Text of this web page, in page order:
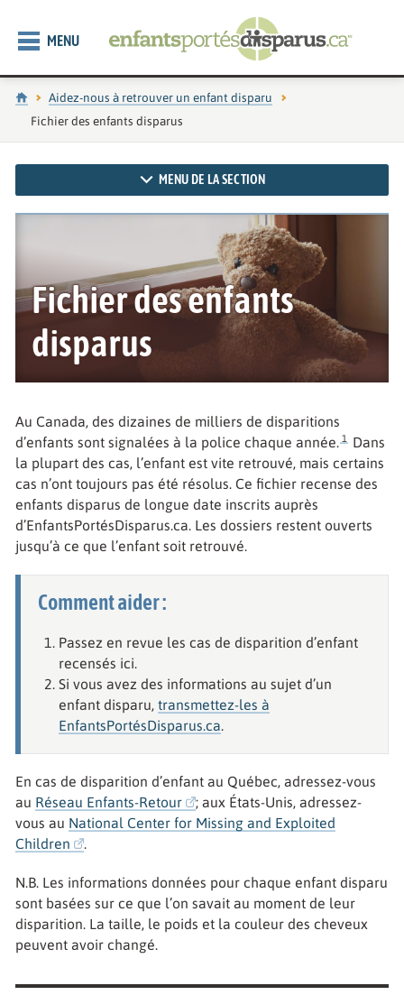
MENU
Accueil
Aidez-nous à retrouver un enfant disparu
Page actuelle :
Fichier des enfants disparus
MENU DE LA SECTION
Fichier des enfants
disparus
Au Canada, des dizaines de milliers de disparitions
d’enfants sont signalées à la police chaque année. 1
Dans
la plupart des cas, l’enfant est vite retrouvé, mais certains
cas n’ont toujours pas été résolus. Ce fichier recense des
enfants disparus de longue date inscrits auprès
d’EnfantsPortésDisparus.ca. Les dossiers restent ouverts
jusqu’à ce que l’enfant soit retrouvé.
Comment aider :
Passez en revue les cas de disparition d’enfant
recensés ici.
Si vous avez des informations au sujet d’un
enfant disparu,transmettez-les à
EnfantsPortésDisparus.ca
En cas de disparition d’enfant au Québec, adressez-vous
au Réseau Enfants-Retour
; aux États-Unis, adressez-
vous au National Center for Missing and Exploited
Children
.
N.B. Les informations données pour chaque enfant disparu
sont basées sur ce que l’on savait au moment de leur
disparition. La taille, le poids et la couleur des cheveux
peuvent avoir changé.